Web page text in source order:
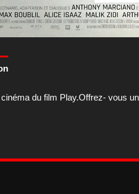
du film Play.Offrez- vous